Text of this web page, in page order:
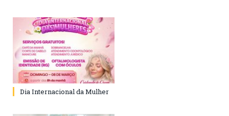
Dia Internacional da Mulher